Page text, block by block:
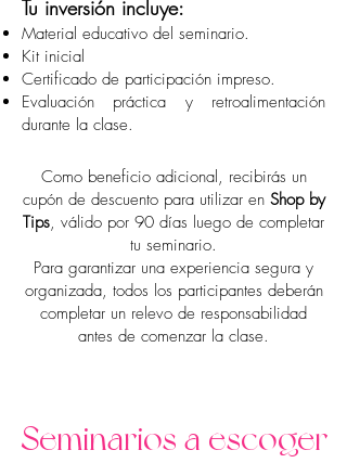
Tu inversión incluye:
Material educativo del seminario.
Kit inicial
Certificado de participación impreso.
Evaluación práctica y retroalimentación
durante la clase.
Como beneficio adicional, recibirás un
cupón de descuento para utilizar en Shop by
Tips, válido por 90 días luego de completar
tu seminario.
Para garantizar una experiencia segura y
organizada, todos los participantes deberán
completar un relevo de responsabilidad
antes de comenzar la clase.
Seminarios a escoger